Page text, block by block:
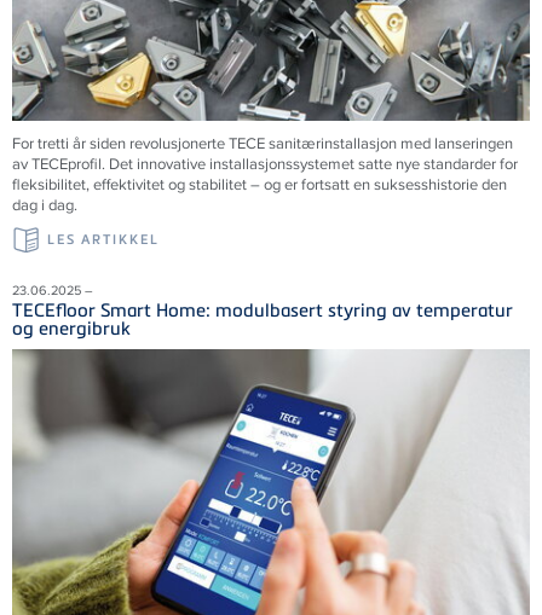
For tretti år siden revolusjonerte TECE sanitærinstallasjon med lanseringen
av TECEprofil. Det innovative installasjonssystemet satte nye standarder for
fleksibilitet, effektivitet og stabilitet – og er fortsatt en suksesshistorie den
dag i dag.
LES ARTIKKEL
23.06.2025 –
TECEfloor Smart Home: modulbasert styring av temperatur
og energibruk